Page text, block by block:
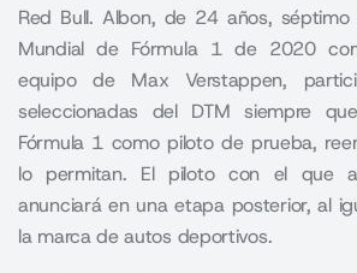
Red Bull. Albon, de 24 años,
Mundial de Fórmula 1 de 2020
equipo de Max Verstappen,
seleccionadas del DTM siempre
Fórmula 1 como piloto de prueba,
lo permitan. El piloto con el que
anunciará en una etapa posterior, al
la marca de autos deportivos.